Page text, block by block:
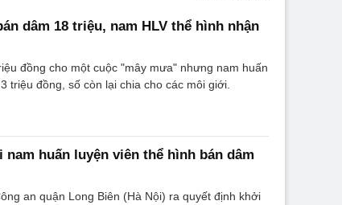
dâm 18 triệu, nam HLV thể hình nhận
đồng cho một cuộc "mây mưa" nhưng nam huấn
triệu đồng, số còn lại chia cho các môi giới.
huấn luyện viên thể hình bán dâm
an quận Long Biên (Hà Nội) ra quyết định khởi